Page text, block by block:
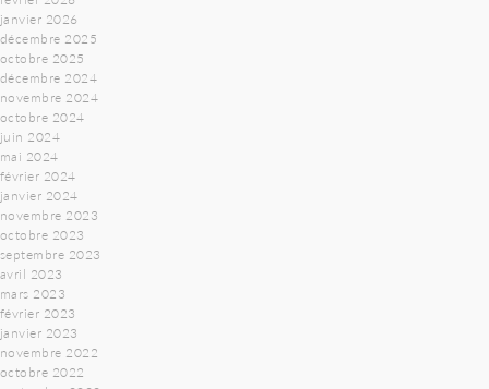
janvier 2026
décembre 2025
octobre 2025
décembre 2024
novembre 2024
octobre 2024
juin 2024
mai 2024
février 2024
janvier 2024
novembre 2023
octobre 2023
septembre 2023
avril 2023
mars 2023
février 2023
janvier 2023
novembre 2022
octobre 2022